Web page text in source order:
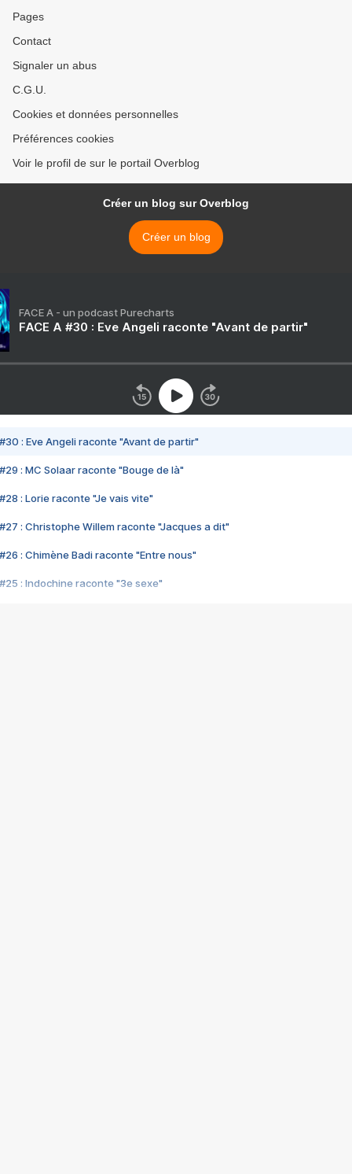
Pages
Contact
Signaler un abus
C.G.U.
Cookies et données personnelles
Préférences cookies
Voir le profil de sur le portail Overblog
Créer un blog sur Overblog
Créer un blog
FACE A - un podcast Purecharts
FACE A #30 : Eve Angeli raconte "Avant de partir"
#30 : Eve Angeli raconte "Avant de partir"
#29 : MC Solaar raconte "Bouge de là"
#28 : Lorie raconte "Je vais vite"
#27 : Christophe Willem raconte "Jacques a dit"
#26 : Chimène Badi raconte "Entre nous"
#25 : Indochine raconte "3e sexe"